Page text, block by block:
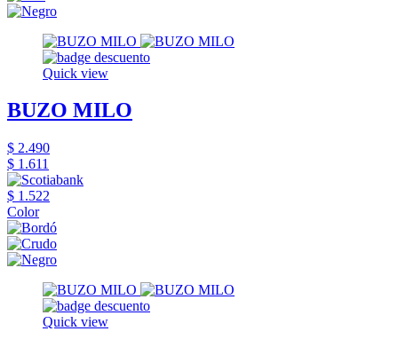
Quick view
BUZO MILO
$ 2.490
$ 1.611
$ 1.522
Color
Quick view